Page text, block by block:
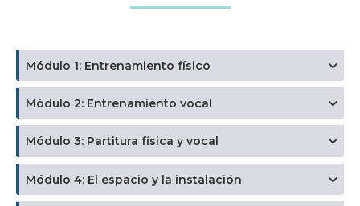
Módulo 1: Entrenamiento físico
Módulo 2: Entrenamiento vocal
Módulo 3: Partitura física y vocal
Módulo 4: El espacio y la instalación